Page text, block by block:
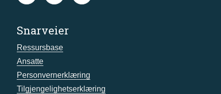
Snarveier
Ressursbase
Ansatte
Personvernerklæring
Tilgjengelighetserklæring